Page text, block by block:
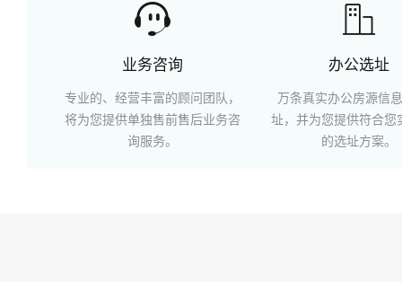

业务咨询
专业的、经营丰富的顾问团队，
将为您提供单独售前售后业务咨
询服务。

办公选址
万条真实办公房源信
址，并为您提供符合您
的选址方案。